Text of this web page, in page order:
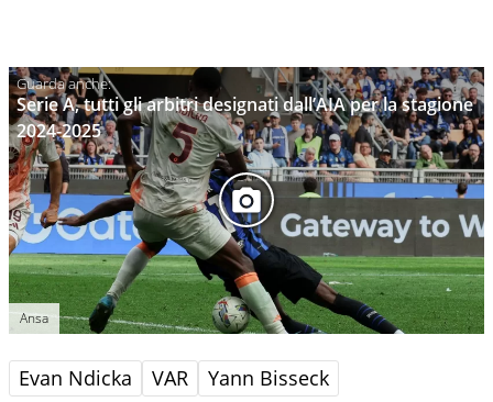
Serie A, tutti gli arbitri designati dall’AIA per la stagione
2024-2025
Ansa
Evan Ndicka VAR Yann Bisseck